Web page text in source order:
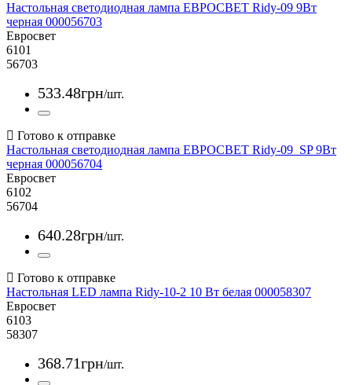
Настольная светодиодная лампа ЕВРОСВЕТ Ridy-09 9Вт
черная 000056703
Евросвет
6101
56703
533.48грн/шт.
Настольная светодиодная лампа ЕВРОСВЕТ Ridy-09_SP 9Вт
черная 000056704
Евросвет
6102
56704
640.28грн/шт.
Настольная LED лампа Ridy-10-2 10 Вт белая 000058307
Евросвет
6103
58307
368.71грн/шт.